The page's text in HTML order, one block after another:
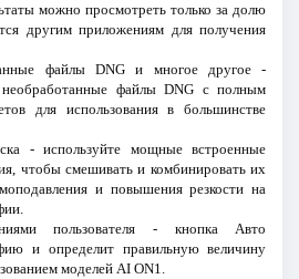
можно просмотреть только за долю
другим приложениям для получения
файлы DNG и многое другое -
необработанные файлы DNG с полным
для использования в большинстве
- используйте мощные встроенные
чтобы смешивать и комбинировать их
и повышения резкости на
пользователя - кнопка Авто
и определит правильную величину
моделей AI ON1.